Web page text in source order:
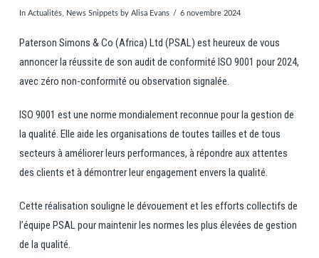
In Actualités, News Snippetsby Alisa Evans 6 novembre 2024
Paterson Simons & Co (Africa) Ltd (PSAL) est heureux de vous
annoncer la réussite de son audit de conformité ISO 9001 pour 2024,
avec zéro non-conformité ou observation signalée.
ISO 9001 est une norme mondialement reconnue pour la gestion de
la qualité. Elle aide les organisations de toutes tailles et de tous
secteurs à améliorer leurs performances, à répondre aux attentes
des clients et à démontrer leur engagement envers la qualité.
Cette réalisation souligne le dévouement et les efforts collectifs de
l’équipe PSAL pour maintenir les normes les plus élevées de gestion
de la qualité.